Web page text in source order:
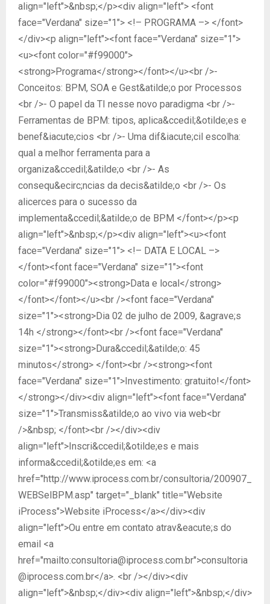
align="left">&nbsp;</p><div align="left"> <font
face="Verdana" size="1"> <!– PROGRAMA –> </font>
</div><p align="left"><font face="Verdana" size="1">
<u><font color="#f99000">
<strong>Programa</strong></font></u><br />-
Conceitos: BPM, SOA e Gest&atilde;o por Processos
<br />- O papel da TI nesse novo paradigma <br />-
Ferramentas de BPM: tipos, aplica&ccedil;&otilde;es e
benef&iacute;cios <br />- Uma dif&iacute;cil escolha:
qual a melhor ferramenta para a
organiza&ccedil;&atilde;o <br />- As
consequ&ecirc;ncias da decis&atilde;o <br />- Os
alicerces para o sucesso da
implementa&ccedil;&atilde;o de BPM </font></p><p
align="left">&nbsp;</p><div align="left"><u><font
face="Verdana" size="1"> <!– DATA E LOCAL –>
</font><font face="Verdana" size="1"><font
color="#f99000"><strong>Data e local</strong>
</font></font></u><br /><font face="Verdana"
size="1"><strong>Dia 02 de julho de 2009, &agrave;s
14h </strong></font><br /><font face="Verdana"
size="1"><strong>Dura&ccedil;&atilde;o: 45
minutos</strong> </font><br /><strong><font
face="Verdana" size="1">Investimento: gratuito!</font>
</strong></div><div align="left"><font face="Verdana"
size="1">Transmiss&atilde;o ao vivo via web<br
/>&nbsp; </font><br /></div><div
align="left">Inscri&ccedil;&otilde;es e mais
informa&ccedil;&otilde;es em: <a
href="http://www.iprocess.com.br/consultoria/200907_
WEBSelBPM.asp" target="_blank" title="Website
iProcess">Website iProcess</a></div><div
align="left">Ou entre em contato atrav&eacute;s do
email <a
href="mailto:consultoria@iprocess.com.br">consultoria
@iprocess.com.br</a>. <br /></div><div
align="left">&nbsp;</div><div align="left">&nbsp;</div>